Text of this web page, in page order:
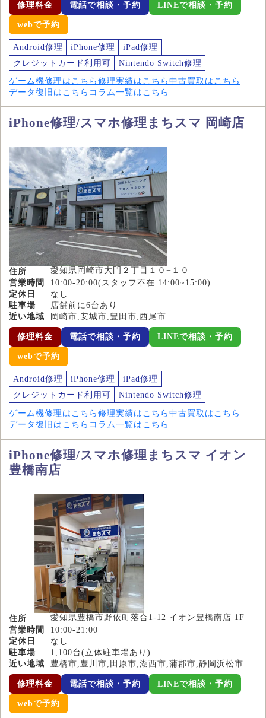
修理料金 電話で相談・予約 LINEで相談・予約
webで予約
Android修理 iPhone修理
iPad修理
クレジットカード利用可
Nintendo Switch修理
ゲーム機修理はこちら 修理実績はこちら 中古買取はこちら
データ復旧はこちら コラム一覧はこちら
iPhone修理/スマホ修理まちスマ 岡崎店
住所
愛知県岡崎市大門２丁目１０−１０
営業時間
10:00-20:00(スタッフ不在 14:00~15:00)
定休日
なし
駐車場
店舗前に6台あり
近い地域
岡崎市,安城市,豊田市,西尾市
修理料金 電話で相談・予約 LINEで相談・予約
webで予約
Android修理 iPhone修理
iPad修理
クレジットカード利用可
Nintendo Switch修理
ゲーム機修理はこちら 修理実績はこちら 中古買取はこちら
データ復旧はこちら コラム一覧はこちら
iPhone修理/スマホ修理まちスマ イオン
豊橋南店
住所
愛知県豊橋市野依町落合1-12 イオン豊橋南店 1F
営業時間
10:00-21:00
定休日
なし
駐車場
1,100台(立体駐車場あり)
近い地域
豊橋市,豊川市,田原市,湖西市,蒲郡市,静岡浜松市
修理料金 電話で相談・予約 LINEで相談・予約
webで予約